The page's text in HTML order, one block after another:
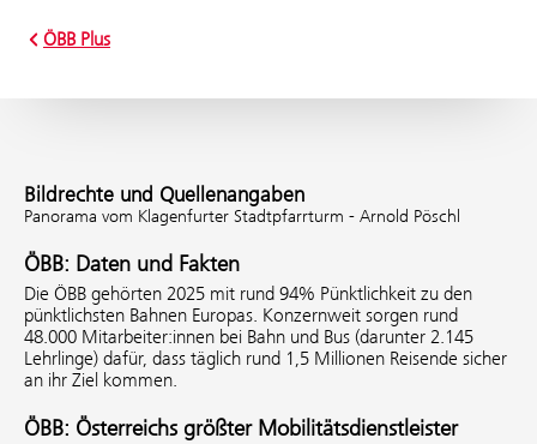
ÖBB Plus
Bildrechte und Quellenangaben
Panorama vom Klagenfurter Stadtpfarrturm - Arnold Pöschl
ÖBB: Daten und Fakten
Die ÖBB gehörten 2025 mit rund 94% Pünktlichkeit zu den
pünktlichsten Bahnen Europas. Konzernweit sorgen rund
48.000 Mitarbeiter:innen bei Bahn und Bus (darunter 2.145
Lehrlinge) dafür, dass täglich rund 1,5 Millionen Reisende sicher
an ihr Ziel kommen.
ÖBB: Österreichs größter Mobilitätsdienstleister